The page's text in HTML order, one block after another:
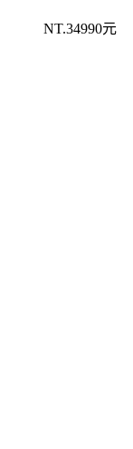
NT.34990元